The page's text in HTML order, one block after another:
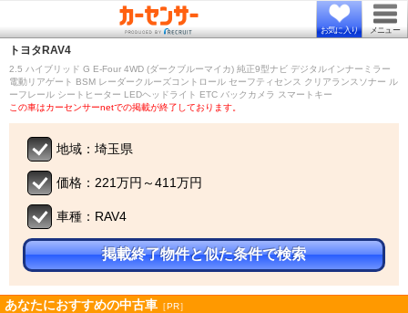
お気に入り メニュー
トヨタ RAV4
2.5 ハイブリッド G E-Four 4WD (ダークブルーマイカ) 純正9型ナビ デジタルインナーミラー
電動リアゲート BSM レーダークルーズコントロール セーフティセンス クリアランスソナー ル
ーフレール シートヒーター LEDヘッドライト ETC バックカメラ スマートキー
この車はカーセンサーnetでの掲載が終了しております。
地域：埼玉県
価格：221万円～411万円
車種：RAV4
掲載終了物件と似た条件で検索
あなたにおすすめの中古車 ［PR］